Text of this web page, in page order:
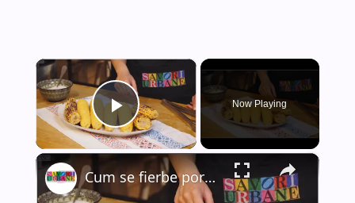
×
Play Video
Now Playing
×
Cum se fierbe porumbul? Rețeta de porumb fiert sau copt la grătar, tigaie CC ENG SUB | Savori Urbane